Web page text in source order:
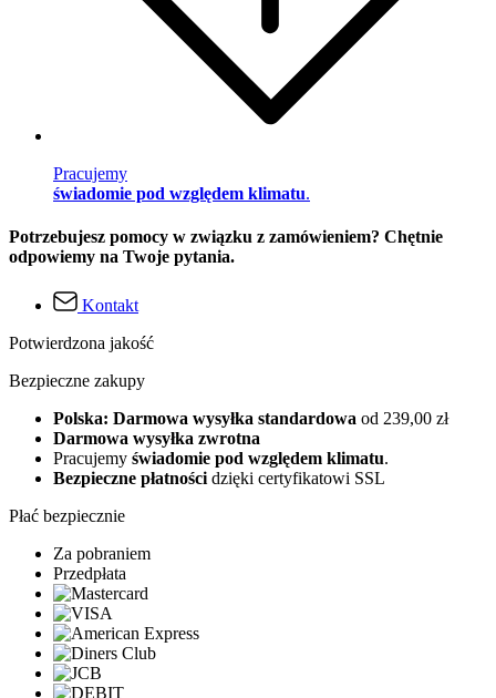
Pracujemy
świadomie pod względem klimatu.
Potrzebujesz pomocy w związku z zamówieniem? Chętnie
odpowiemy na Twoje pytania.
Kontakt
Potwierdzona jakość
Bezpieczne zakupy
Polska: Darmowa wysyłka standardowa od 239,00 zł
Darmowa wysyłka zwrotna
Pracujemy świadomie pod względem klimatu.
Bezpieczne płatności dzięki certyfikatowi SSL
Płać bezpiecznie
Za pobraniem
Przedpłata